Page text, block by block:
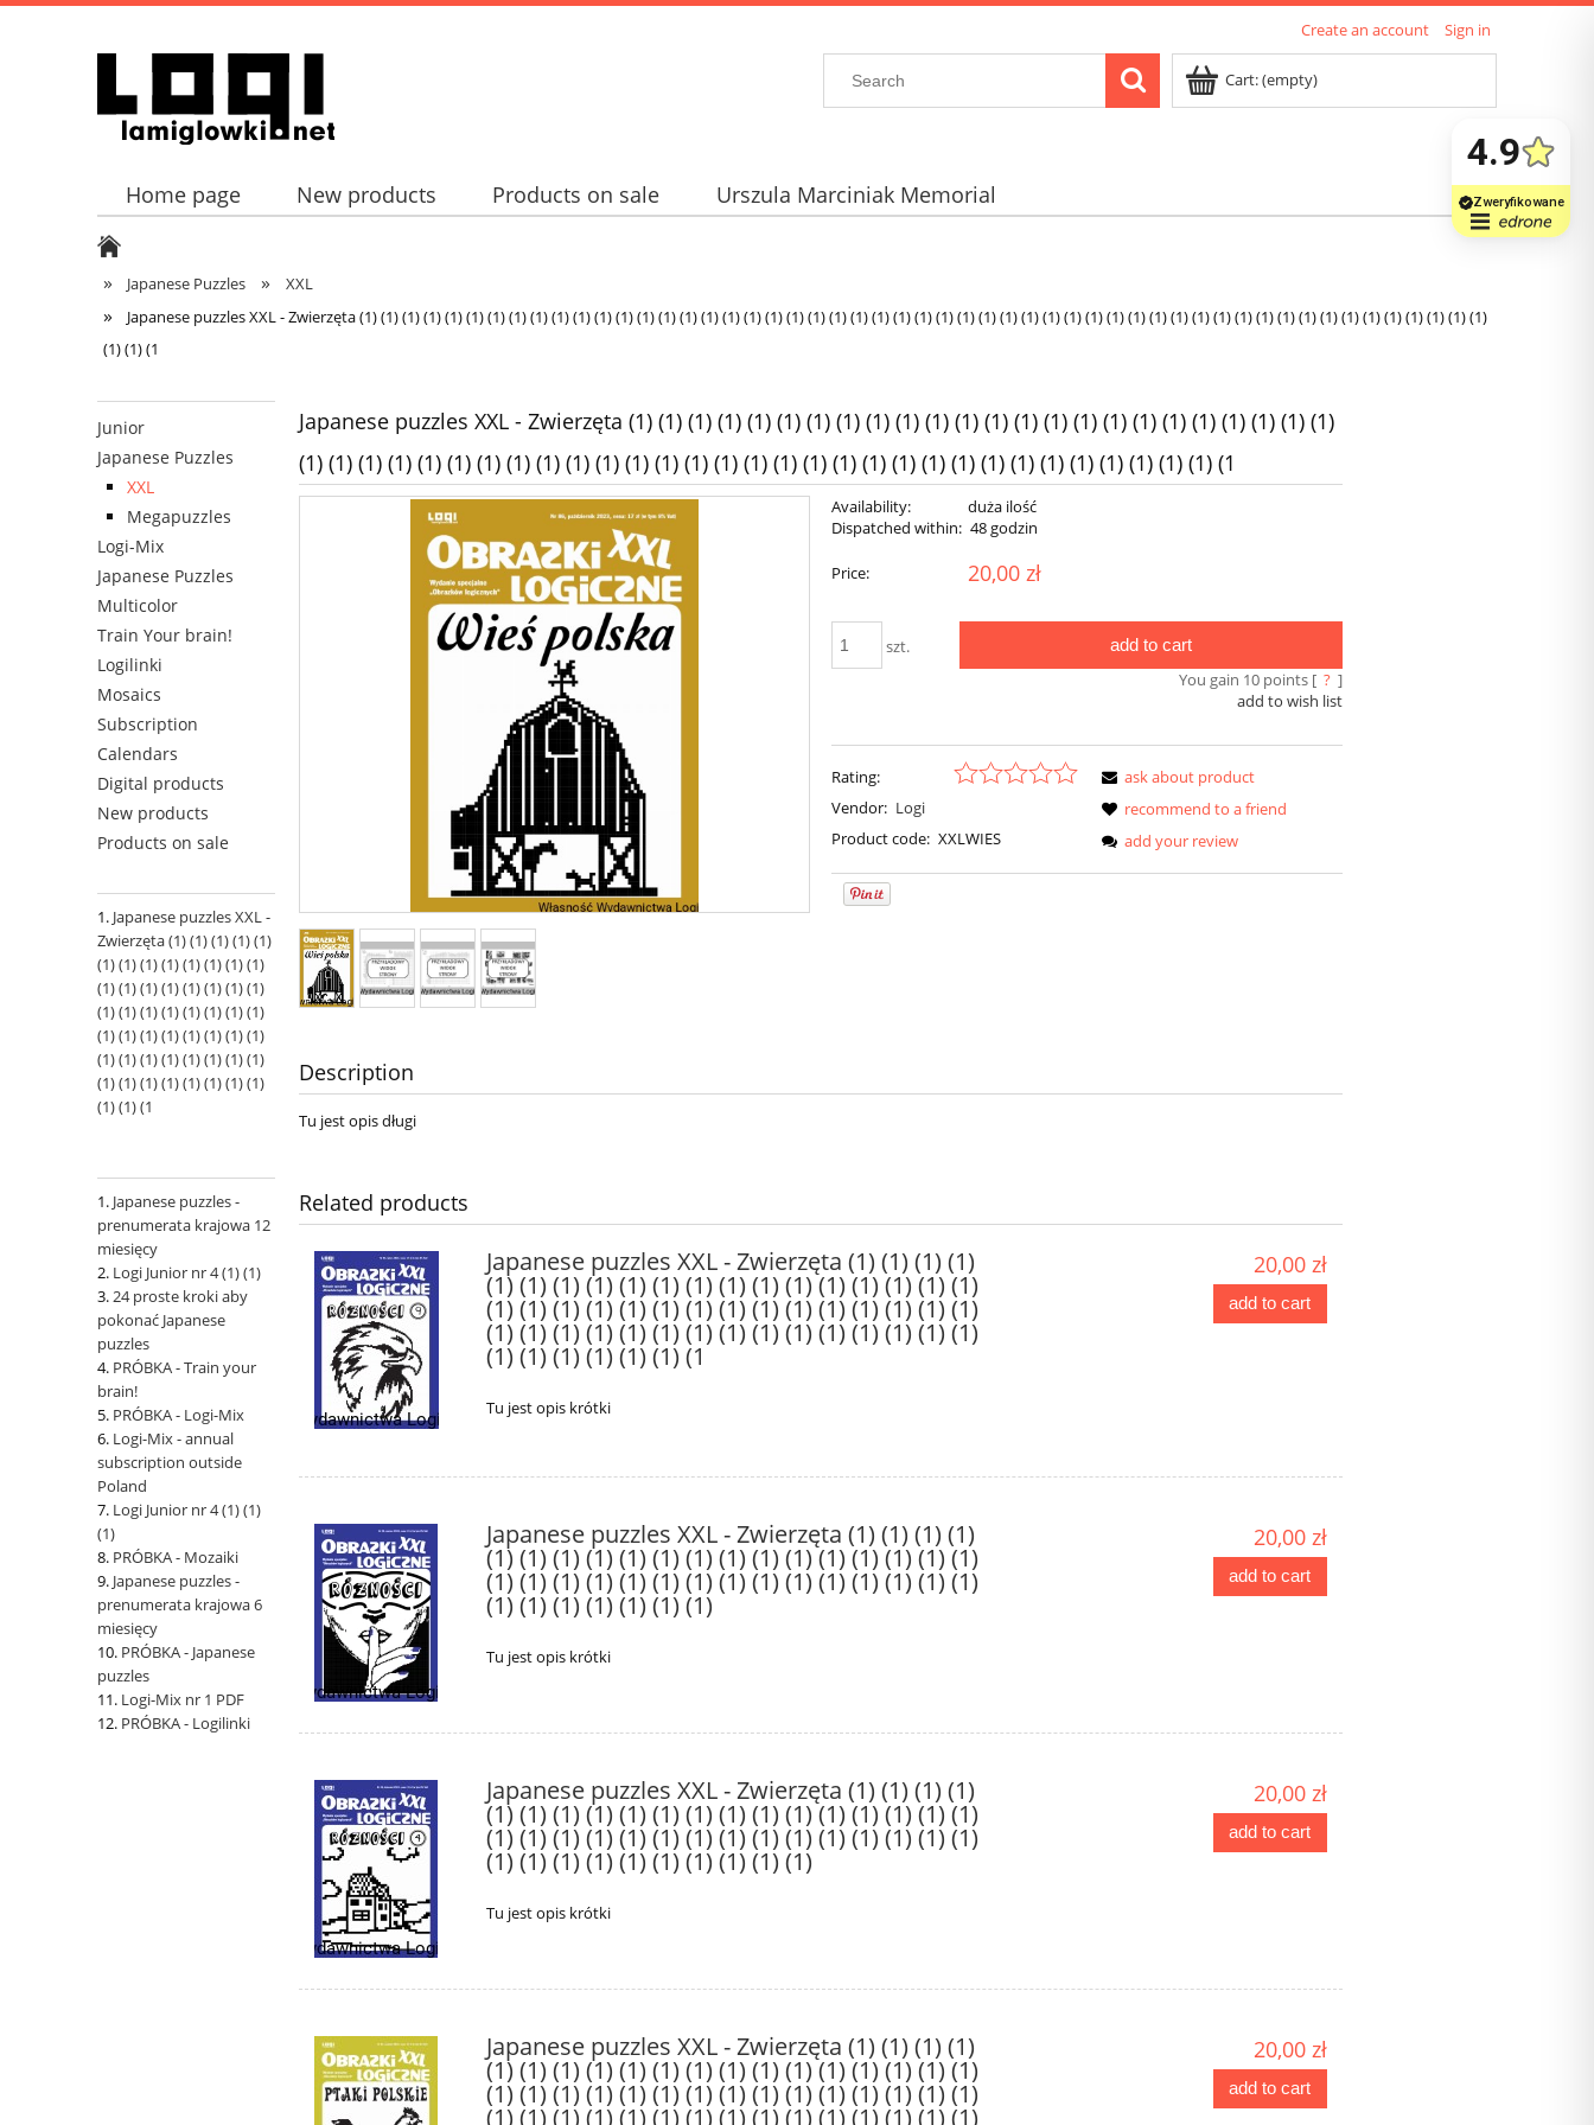
Create an account Sign in
Cart:(empty)
Home page New products Products on sale Urszula Marciniak Memorial
» Japanese Puzzles » XXL
»
Japanese puzzles XXL - Zwierzęta (1) (1) (1) (1) (1) (1) (1) (1) (1) (1) (1) (1) (1) (1) (1) (1) (1) (1) (1) (1) (1) (1) (1) (1) (1) (1) (1) (1) (1) (1) (1) (1) (1) (1) (1) (1) (1) (1) (1) (1) (1) (1) (1) (1) (1) (1) (1) (1) (1) (1) (1) (1) (1)
(1) (1) (1
Junior
Japanese Puzzles
XXL
Megapuzzles
Logi-Mix
Japanese Puzzles
Multicolor
Train Your brain!
Logilinki
Mosaics
Subscription
Calendars
Digital products
New products
Products on sale
Japanese puzzles XXL -
Zwierzęta (1) (1) (1) (1) (1)
(1) (1) (1) (1) (1) (1) (1) (1)
(1) (1) (1) (1) (1) (1) (1) (1)
(1) (1) (1) (1) (1) (1) (1) (1)
(1) (1) (1) (1) (1) (1) (1) (1)
(1) (1) (1) (1) (1) (1) (1) (1)
(1) (1) (1) (1) (1) (1) (1) (1)
(1) (1) (1
Japanese puzzles -
prenumerata krajowa 12
miesięcy
Logi Junior nr 4 (1) (1)
24 proste kroki aby
pokonać Japanese
puzzles
PRÓBKA - Train your
brain!
PRÓBKA - Logi-Mix
Logi-Mix - annual
subscription outside
Poland
Logi Junior nr 4 (1) (1)
(1)
PRÓBKA - Mozaiki
Japanese puzzles -
prenumerata krajowa 6
miesięcy
PRÓBKA - Japanese
puzzles
Logi-Mix nr 1 PDF
PRÓBKA - Logilinki
Japanese puzzles XXL - Zwierzęta (1) (1) (1) (1) (1) (1) (1) (1) (1) (1) (1) (1) (1) (1) (1) (1) (1) (1) (1) (1) (1) (1) (1) (1)
(1) (1) (1) (1) (1) (1) (1) (1) (1) (1) (1) (1) (1) (1) (1) (1) (1) (1) (1) (1) (1) (1) (1) (1) (1) (1) (1) (1) (1) (1) (1) (1
Availability:
duża ilość
Dispatched within: 48 godzin
Price: 20,00 zł
szt. add to cart
You gain 10points [ ? ]
add to wish list
Rating:
Vendor: Logi
Product code: XXLWIES
ask about product
recommend to a friend
add your review
Description
Tu jest opis długi
Related products
Japanese puzzles XXL - Zwierzęta (1) (1) (1) (1)
(1) (1) (1) (1) (1) (1) (1) (1) (1) (1) (1) (1) (1) (1) (1)
(1) (1) (1) (1) (1) (1) (1) (1) (1) (1) (1) (1) (1) (1) (1)
(1) (1) (1) (1) (1) (1) (1) (1) (1) (1) (1) (1) (1) (1) (1)
(1) (1) (1) (1) (1) (1) (1
Tu jest opis krótki
20,00 zł
add to cart
Japanese puzzles XXL - Zwierzęta (1) (1) (1) (1)
(1) (1) (1) (1) (1) (1) (1) (1) (1) (1) (1) (1) (1) (1) (1)
(1) (1) (1) (1) (1) (1) (1) (1) (1) (1) (1) (1) (1) (1) (1)
(1) (1) (1) (1) (1) (1) (1)
Tu jest opis krótki
20,00 zł
add to cart
Japanese puzzles XXL - Zwierzęta (1) (1) (1) (1)
(1) (1) (1) (1) (1) (1) (1) (1) (1) (1) (1) (1) (1) (1) (1)
(1) (1) (1) (1) (1) (1) (1) (1) (1) (1) (1) (1) (1) (1) (1)
(1) (1) (1) (1) (1) (1) (1) (1) (1) (1)
Tu jest opis krótki
20,00 zł
add to cart
Japanese puzzles XXL - Zwierzęta (1) (1) (1) (1)
(1) (1) (1) (1) (1) (1) (1) (1) (1) (1) (1) (1) (1) (1) (1)
(1) (1) (1) (1) (1) (1) (1) (1) (1) (1) (1) (1) (1) (1) (1)
(1) (1) (1) (1) (1) (1) (1) (1) (1) (1) (1) (1) (1) (1) (1)
20,00 zł
add to cart